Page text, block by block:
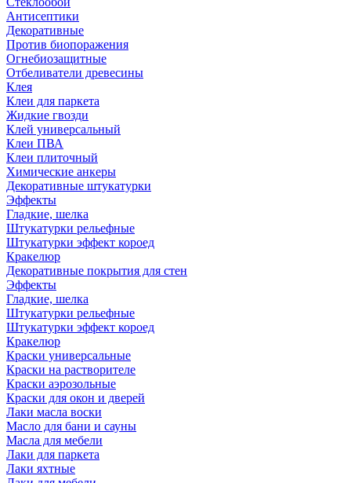
Антисептики
Декоративные
Против биопоражения
Огнебиозащитные
Отбеливатели древесины
Клея
Клеи для паркета
Жидкие гвозди
Клей универсальный
Клеи ПВА
Клеи плиточный
Химические анкеры
Декоративные штукатурки
Эффекты
Гладкие, шелка
Штукатурки рельефные
Штукатурки эффект короед
Кракелюр
Декоративные покрытия для стен
Эффекты
Гладкие, шелка
Штукатурки рельефные
Штукатурки эффект короед
Кракелюр
Краски универсальные
Краски на растворителе
Краски аэрозольные
Краски для окон и дверей
Лаки масла воски
Масло для бани и сауны
Масла для мебели
Лаки для паркета
Лаки яхтные